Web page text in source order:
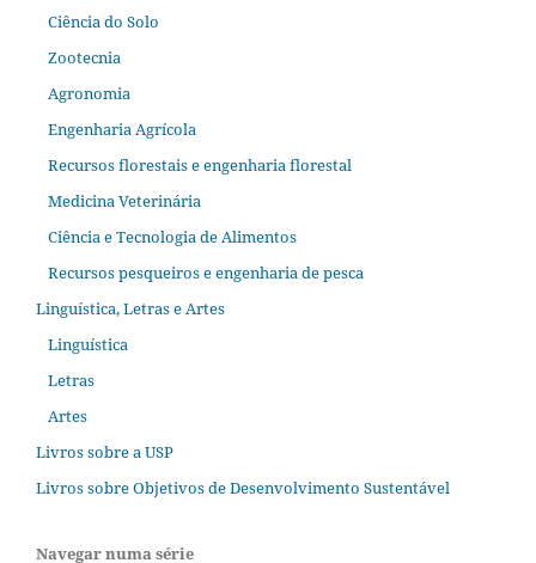
Ciência do Solo
Zootecnia
Agronomia
Engenharia Agrícola
Recursos florestais e engenharia florestal
Medicina Veterinária
Ciência e Tecnologia de Alimentos
Recursos pesqueiros e engenharia de pesca
Linguística, Letras e Artes
Linguística
Letras
Artes
Livros sobre a USP
Livros sobre Objetivos de Desenvolvimento Sustentável
Navegar numa série